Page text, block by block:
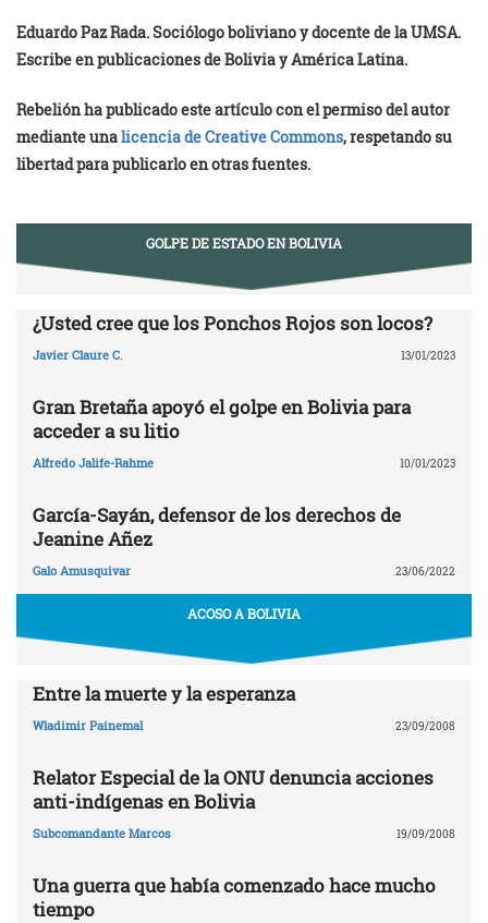
Eduardo Paz Rada. Sociólogo boliviano y docente de la UMSA.
Escribe en publicaciones de Bolivia y América Latina.
Rebelión ha publicado este artículo con el permiso del autor
mediante unalicencia de Creative Commons, respetando su
libertad para publicarlo en otras fuentes.
GOLPE DE ESTADO EN BOLIVIA
¿Usted cree que los Ponchos Rojos son locos?
Javier Claure C. 13/01/2023
Gran Bretaña apoyó el golpe en Bolivia para
acceder a su litio
Alfredo Jalife-Rahme 10/01/2023
García-Sayán, defensor de los derechos de
Jeanine Añez
Galo Amusquivar 23/06/2022
ACOSO A BOLIVIA
Entre la muerte y la esperanza
Wladimir Painemal 23/09/2008
Relator Especial de la ONU denuncia acciones
anti-indígenas en Bolivia
Subcomandante Marcos 19/09/2008
Una guerra que había comenzado hace mucho
tiempo